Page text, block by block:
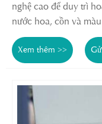
nghệ cao để duy trì
nước hoa, cồn và
Xem thêm >>